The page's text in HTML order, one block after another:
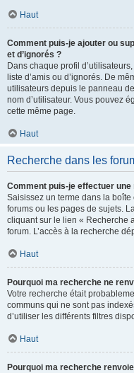
Haut
Comment puis-je ajouter ou
et d’ignorés ?
Dans chaque profil
liste d’amis ou d’ignorés. De
utilisateurs depuis le panneau
nom d’utilisateur. Vous pouvez
cette même page.
Haut
Recherche dans les
Comment puis-je effectuer
Saisissez un terme dans la
forums ou les pages de sujets.
cliquant sur le lien « Recherche
forum. L’accès à la recherche
Haut
Pourquoi ma recherche ne
Votre recherche était
communs qui ne sont pas
d’utiliser les différents filtres
Haut
Pourquoi ma recherche